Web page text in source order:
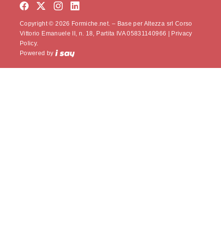
Copyright © 2026 Formiche.net. – Base per Altezza srl Corso
Vittorio Emanuele II, n. 18, Partita IVA 05831140966 |
Privacy
Policy.
Powered by